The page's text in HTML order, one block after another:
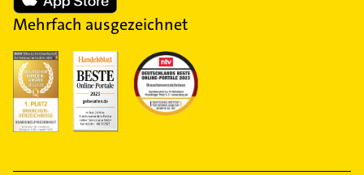
Mehrfach ausgezeichnet